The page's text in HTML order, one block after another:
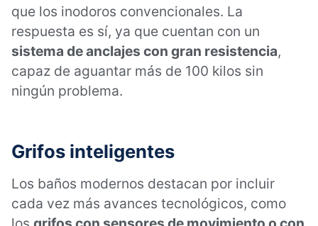
que los inodoros convencionales. La
respuesta es sí, ya que cuentan con un
sistema de anclajes con gran resistencia,
capaz de aguantar más de 100 kilos sin
ningún problema.
Grifos inteligentes
Los baños modernos destacan por incluir
cada vez más avances tecnológicos, como